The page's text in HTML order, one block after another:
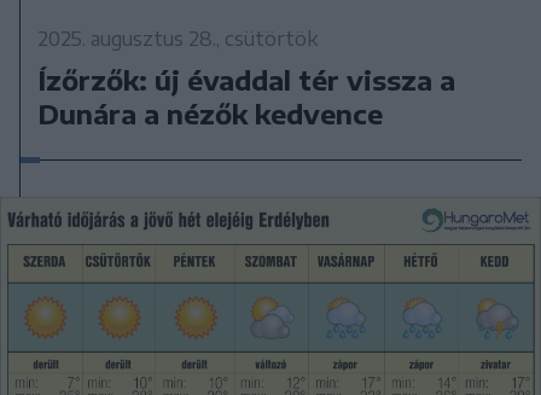
2025. augusztus 28., csütörtök
Ízőrzők: új évaddal tér vissza a
Dunára a nézők kedvence